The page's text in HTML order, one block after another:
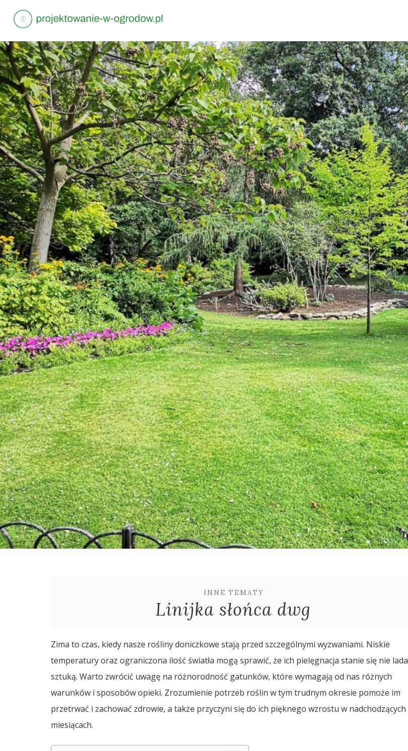
INNE TEMATY
Linijka słońca dwg
Zima to czas, kiedy nasze rośliny doniczkowe stają przed szczególnymi wyzwaniami. Niskie
temperatury oraz ograniczona ilość światła mogą sprawić, że ich pielęgnacja stanie się nie lada
sztuką. Warto zwrócić uwagę na różnorodność gatunków, które wymagają od nas różnych
warunków i sposobów opieki. Zrozumienie potrzeb roślin w tym trudnym okresie pomoże im
przetrwać i zachować zdrowie, a także przyczyni się do ich pięknego wzrostu w nadchodzących
miesiącach.